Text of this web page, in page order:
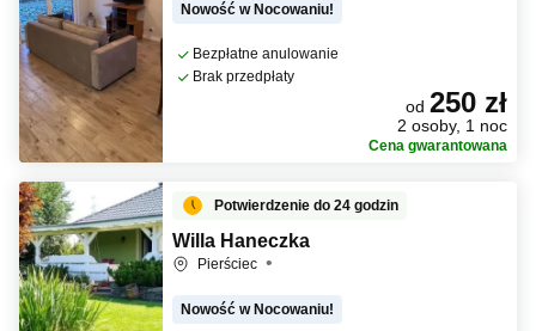
Nowość w Nocowaniu!
Bezpłatne anulowanie
Brak przedpłaty
od 250 zł
2 osoby, 1 noc
Cena gwarantowana
Potwierdzenie do 24 godzin
Willa Haneczka
Pierściec
Nowość w Nocowaniu!